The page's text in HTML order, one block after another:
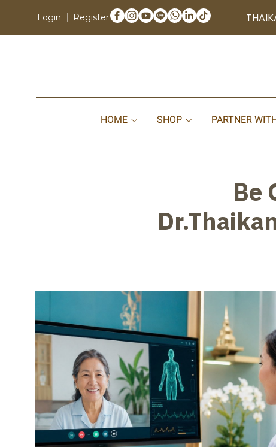
Login Register
HOME SHOP PARTNER
Be